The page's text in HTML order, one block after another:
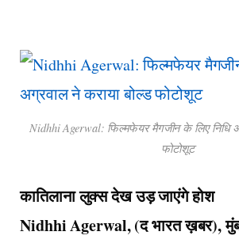
Nidhhi Agerwal: फिल्मफेयर मैगजीन के लिए निधि
फोटोशूट
कातिलाना लुक्स देख उड़ जाएंगे होश
Nidhhi Agerwal, (द भारत ख़बर),